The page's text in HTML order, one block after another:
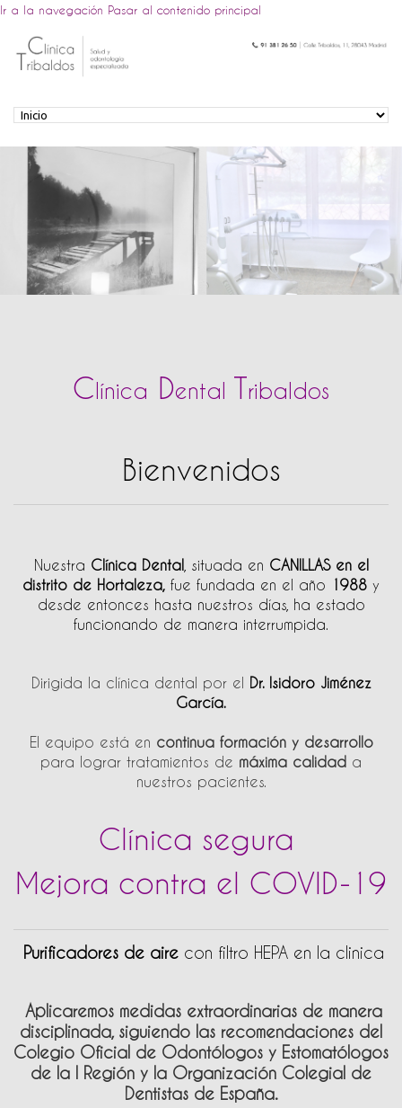
Ir a la navegación Pasar al contenido principal
C línica Dental Tribaldos
Bienvenidos
Nuestra Clínica Dental, situada en CANILLAS en el
distrito de Hortaleza, fue fundada en el año 1988 y
desde entonces hasta nuestros días, ha estado
funcionando de manera interrumpida.
Dirigida la clínica dental por el Dr. Isidoro Jiménez
García.
El equipo está en continua formación y desarrollo
para lograr tratamientos de máxima calidad a
nuestros pacientes.
Clínica segura
Mejora contra el COVID-19
Purificadores de aire con filtro HEPA en la clinica
Aplicaremos medidas extraordinarias de manera
disciplinada, siguiendo las recomendaciones del
Colegio Oficial de Odontólogos y Estomatólogos
de la I Región y la Organización Colegial de
Dentistas de España.